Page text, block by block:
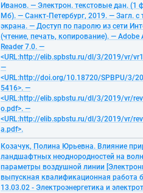
Иванов. — Электрон. текстовые дан. (1
Мб). — Санкт-Петербург, 2019. — Загл. с
экрана. — Доступ по паролю из сети
(чтение, печать, копирование). — Adobe
Reader 7.0. —
<URL:http://elib.spbstu.ru/dl/3/2019/vr/
—
<URL:http://doi.org/10.18720/SPBPU/3/
5416>. —
<URL:http://elib.spbstu.ru/dl/3/2019/vr/
o.pdf>. —
<URL:http://elib.spbstu.ru/dl/3/2019/vr/
a.pdf>.
Козачук, Полина Юрьевна. Влияние
ландшафтных неоднородностей на
параметры воздушной линии
выпускная квалификационная работа
13.03.02 - Электроэнергетика и